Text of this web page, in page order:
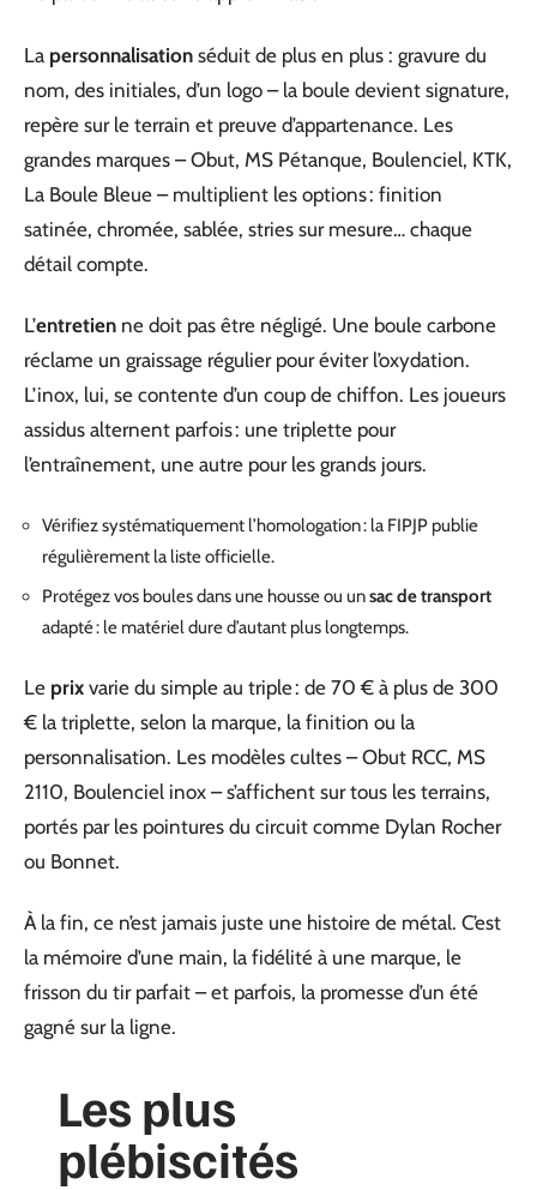
La personnalisation séduit de plus en plus : gravure du
nom, des initiales, d’un logo – la boule devient signature,
repère sur le terrain et preuve d’appartenance. Les
grandes marques – Obut, MS Pétanque, Boulenciel, KTK,
La Boule Bleue – multiplient les options : finition
satinée, chromée, sablée, stries sur mesure… chaque
détail compte.
L’entretien ne doit pas être négligé. Une boule carbone
réclame un graissage régulier pour éviter l’oxydation.
L’inox, lui, se contente d’un coup de chiffon. Les joueurs
assidus alternent parfois : une triplette pour
l’entraînement, une autre pour les grands jours.
Vérifiez systématiquement l’homologation : la FIPJP publie
régulièrement la liste officielle.
Protégez vos boules dans une housse ou unsac de transport
adapté : le matériel dure d’autant plus longtemps.
Le prix varie du simple au triple : de 70 € à plus de 300
€ la triplette, selon la marque, la finition ou la
personnalisation. Les modèles cultes – Obut RCC, MS
2110, Boulenciel inox – s’affichent sur tous les terrains,
portés par les pointures du circuit comme Dylan Rocher
ou Bonnet.
À la fin, ce n’est jamais juste une histoire de métal. C’est
la mémoire d’une main, la fidélité à une marque, le
frisson du tir parfait – et parfois, la promesse d’un été
gagné sur la ligne.
Les plus
plébiscités